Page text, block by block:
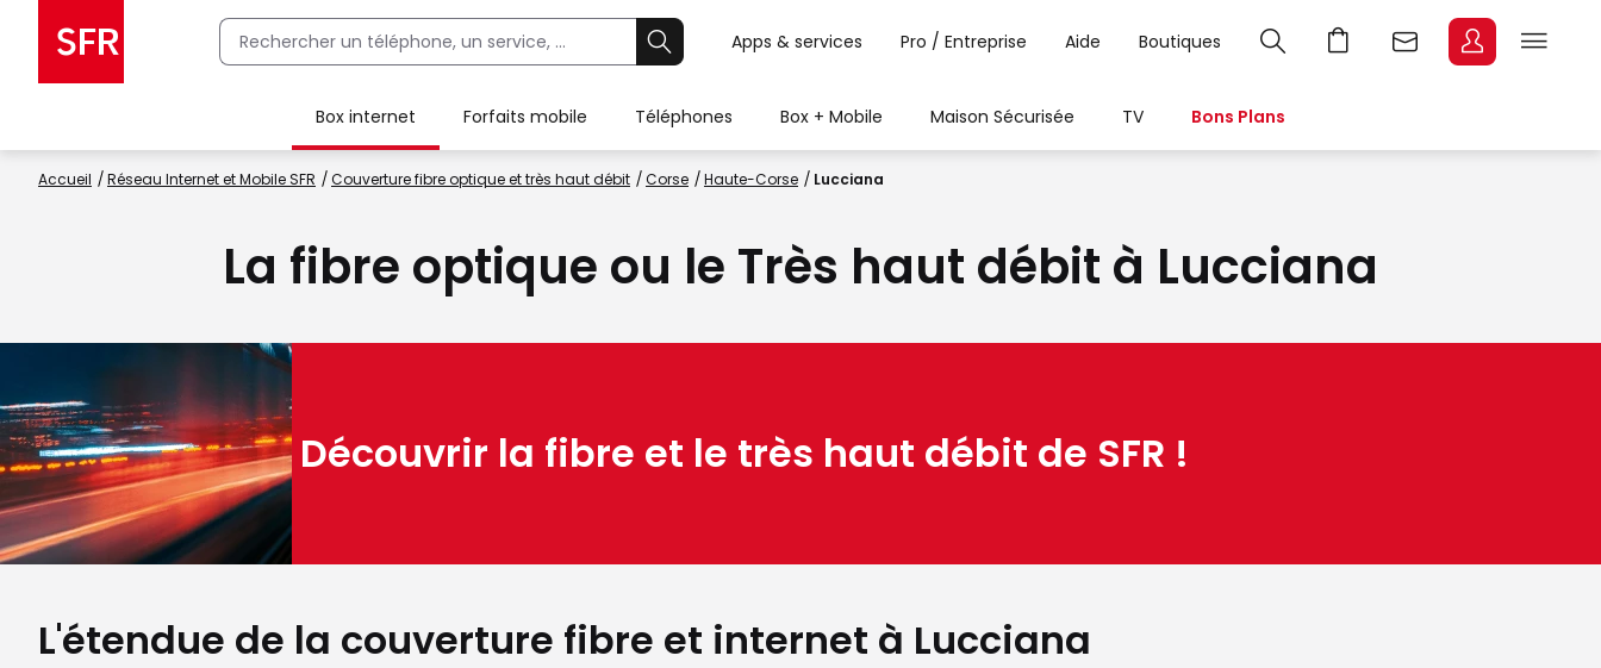
Apps & services Pro / Entreprise Aide Boutiques
Box internet Forfaits mobile Téléphones Box + Mobile Maison Sécurisée TV Bons Plans
Accueil Réseau Internet et Mobile SFR Couverture fibre optique et très haut débit Corse Haute-Corse Lucciana
La fibre optique ou le Très haut débit à Lucciana
Découvrir la fibre et le très haut débit de SFR !
L'étendue de la couverture fibre et internet à Lucciana